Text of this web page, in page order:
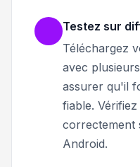
Testez sur
Téléchargez
avec
assurer qu'il
fiable.
correctement
Android.